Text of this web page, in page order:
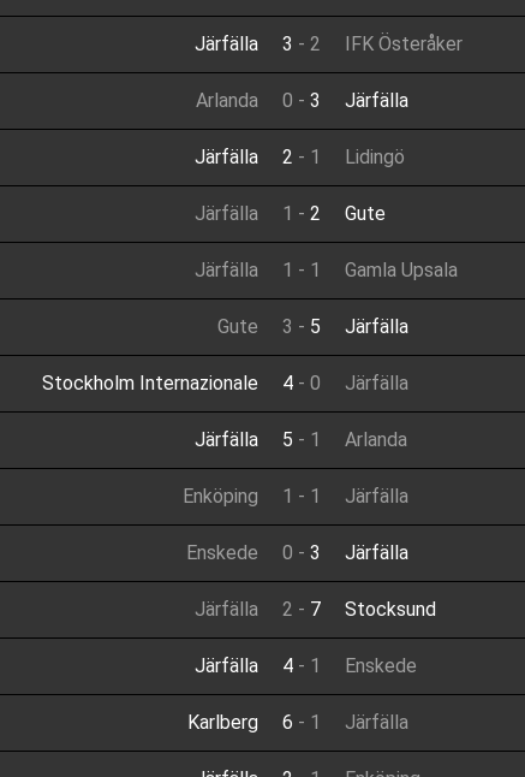
Järfälla 3 - 2 IFK Österåker
Arlanda 0 - 3 Järfälla
Järfälla 2 - 1 Lidingö
Järfälla 1 - 2 Gute
Järfälla 1 - 1 Gamla Upsala
Gute 3 - 5 Järfälla
Stockholm Internazionale 4 - 0 Järfälla
Järfälla 5 - 1 Arlanda
Enköping 1 - 1 Järfälla
Enskede 0 - 3 Järfälla
Järfälla 2 - 7 Stocksund
Järfälla 4 - 1 Enskede
Karlberg 6 - 1 Järfälla